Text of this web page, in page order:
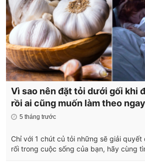
Vì sao nên đặt tỏi dưới gối khi
rồi ai cũng muốn làm theo
5 tháng trước
Chỉ với 1 chút củ tỏi những sẽ giải quyết
rối trong cuộc sống của bạn, hãy cùng